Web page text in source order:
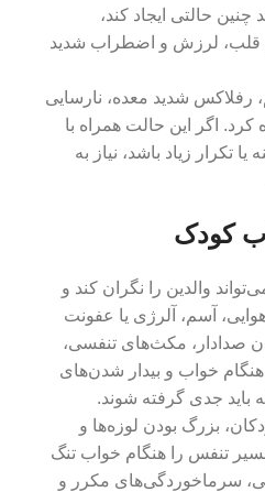
چنین حالتی ایجاد کند،
قلب، لرزش و اضطراب شدید
رفلاکس شدید معده، نارسایی
کرد. اگر این حالت همراه با
تکرار زیاد باشد، نیاز به
کودک
والدین را نگران کند و
آسم، آلرژی یا عفونت
صدادار، مکث‌های تنفسی،
هنگام خواب و بیدار شدن‌های
باید جدی گرفته شوند.
بزرگ بودن لوزه‌ها و
تنفس را هنگام خواب تنگ
سرماخوردگی‌های مکرر و